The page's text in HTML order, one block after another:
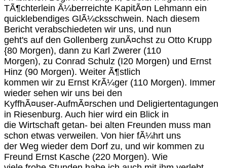
TÃ¶chterlein Ã¼berreichte KapitÃ¤n Lehmann ein
quicklebendiges GlÃ¼cksschwein. Nach diesem
Bericht verabschiedeten wir uns, und nun
geht's auf den Gollenberg zunÃ¤chst zu Otto Krupp
{80 Morgen), dann zu Karl Zwerer (110
Morgen), zu Conrad Schulz (I20 Morgen) und Ernst
Hinz (90 Morgen). Weiter Ã¶stlich
kommen wir zu Ernst KrÃ¼ger (110 Morgen). Immer
wieder sehen wir uns bei den
KyffhÃ¤user-AufmÃ¤rschen und Deligiertentagungen
in Riesenburg. Auch hier wird ein Blick in
die Wirtschaft getan- bei alten Freunden muss man
schon etwas verweilen. Von hier fÃ¼hrt uns
der Weg wieder dem Dorf zu, und wir kommen zu
Freund Ernst Kasche (220 Morgen). Wie